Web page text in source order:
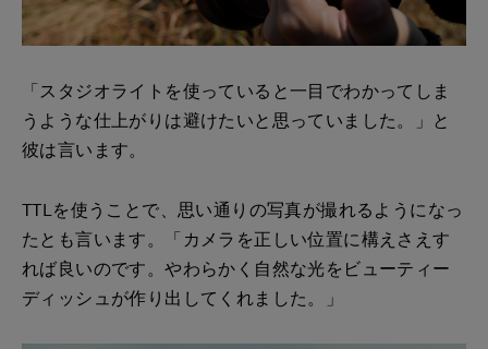
「スタジオライトを使っていると一目でわかってしま
うような仕上がりは避けたいと思っていました。」と
彼は言います。
TTLを使うことで、思い通りの写真が撮れるようになっ
たとも言います。「カメラを正しい位置に構えさえす
れば良いのです。やわらかく自然な光をビューティー
ディッシュが作り出してくれました。」